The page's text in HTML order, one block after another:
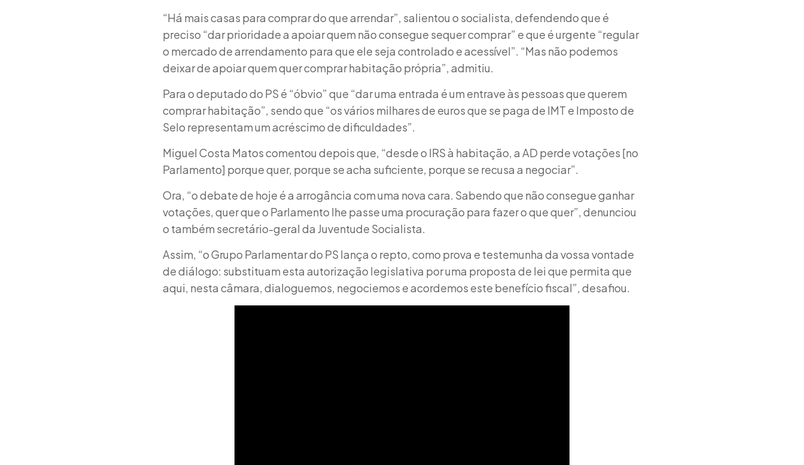
“Há mais casas para comprar do que arrendar”, salientou o socialista, defendendo que é
preciso “dar prioridade a apoiar quem não consegue sequer comprar” e que é urgente “regular
o mercado de arrendamento para que ele seja controlado e acessível”. “Mas não podemos
deixar de apoiar quem quer comprar habitação própria”, admitiu.
Para o deputado do PS é “óbvio” que “dar uma entrada é um entrave às pessoas que querem
comprar habitação”, sendo que “os vários milhares de euros que se paga de IMT e Imposto de
Selo representam um acréscimo de dificuldades”.
Miguel Costa Matos comentou depois que, “desde o IRS à habitação, a AD perde votações [no
Parlamento] porque quer, porque se acha suficiente, porque se recusa a negociar”.
Ora, “o debate de hoje é a arrogância com uma nova cara. Sabendo que não consegue ganhar
votações, quer que o Parlamento lhe passe uma procuração para fazer o que quer”, denunciou
o também secretário-geral da Juventude Socialista.
Assim, “o Grupo Parlamentar do PS lança o repto, como prova e testemunha da vossa vontade
de diálogo: substituam esta autorização legislativa por uma proposta de lei que permita que
aqui, nesta câmara, dialoguemos, negociemos e acordemos este benefício fiscal”, desafiou.